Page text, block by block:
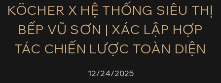
KÖCHER X HỆ THỐNG SIÊU THỊ
BẾP VŨ SƠN | XÁC LẬP HỢP
TÁC CHIẾN LƯỢC TOÀN DIỆN
12/24/2025